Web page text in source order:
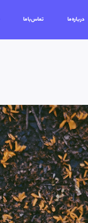
درباره‌ما تماس‌باما